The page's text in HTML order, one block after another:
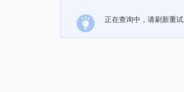
正在查询中，请刷新重试